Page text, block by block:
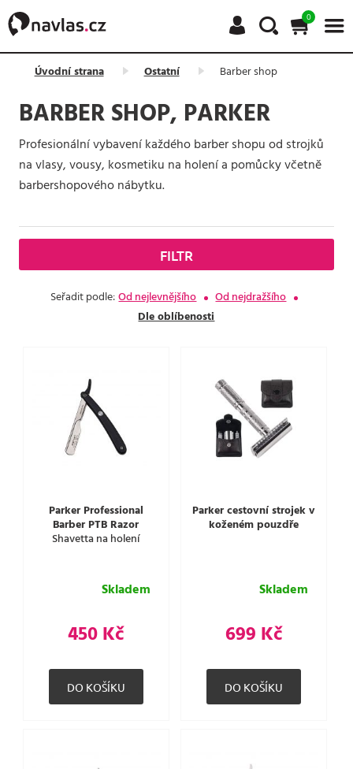
0
Úvodní strana Ostatní Barber shop
BARBER SHOP, PARKER
Profesionální vybavení každého barber shopu od strojků
na vlasy, vousy, kosmetiku na holení a pomůcky včetně
barbershopového nábytku.
FILTR
Seřadit podle:Od nejlevnějšího
Od nejdražšího
Dle oblíbenosti
Parker Professional
Barber PTB Razor
Shavetta na holení
Skladem
450 Kč
Parker cestovní strojek v
koženém pouzdře
Skladem
699 Kč